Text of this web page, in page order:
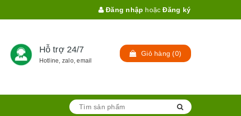
Đăng nhập hoặc Đăng ký
Hỗ trợ 24/7
Hotline, zalo, email
Giỏ hàng (0)